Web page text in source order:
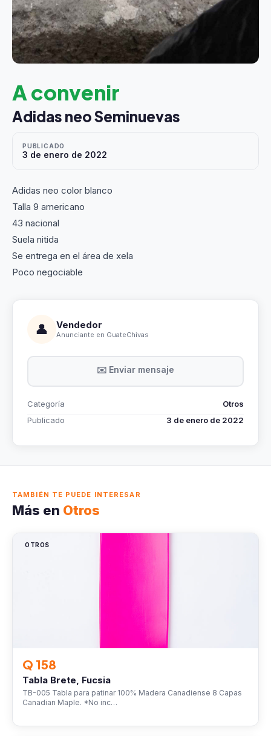
A convenir
Adidas neo Seminuevas
PUBLICADO
3 de enero de 2022
Adidas neo color blanco
Talla 9 americano
43 nacional
Suela nitida
Se entrega en el área de xela
Poco negociable
👤 Vendedor
Anunciante en GuateChivas
✉️ Enviar mensaje
Categoría
Otros
Publicado
3 de enero de 2022
TAMBIÉN TE PUEDE INTERESAR
Más en Otros
OTROS
Q 158
Tabla Brete, Fucsia
TB-005 Tabla para patinar 100% Madera Canadiense 8 Capas
Canadian Maple. *No inc…